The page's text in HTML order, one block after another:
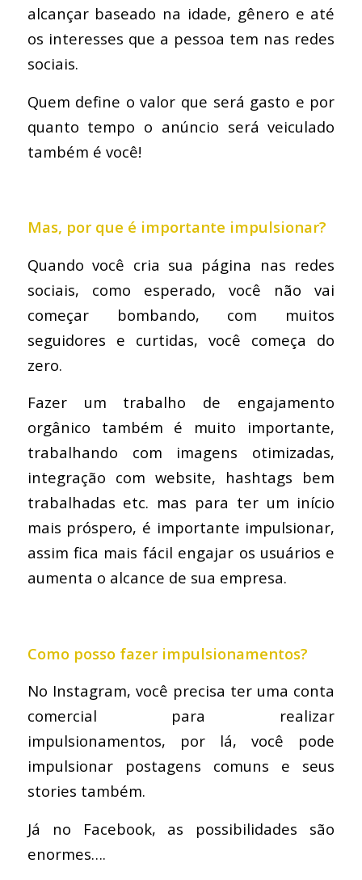
alcançar baseado na idade, gênero e até
os interesses que a pessoa tem nas redes
sociais.
Quem define o valor que será gasto e por
quanto tempo o anúncio será veiculado
também é você!
Mas, por que é importante impulsionar?
Quando você cria sua página nas redes
sociais, como esperado, você não vai
começar bombando, com muitos
seguidores e curtidas, você começa do
zero.
Fazer um trabalho de engajamento
orgânico também é muito importante,
trabalhando com imagens otimizadas,
integração com website, hashtags bem
trabalhadas etc. mas para ter um início
mais próspero, é importante impulsionar,
assim fica mais fácil engajar os usuários e
aumenta o alcance de sua empresa.
Como posso fazer impulsionamentos?
No Instagram, você precisa ter uma conta
comercial para realizar
impulsionamentos, por lá, você pode
impulsionar postagens comuns e seus
stories também.
Já no Facebook, as possibilidades são
enormes….